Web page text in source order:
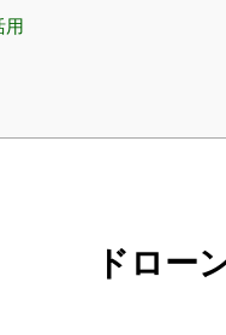
用
ドロー